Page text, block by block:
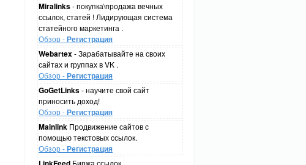
Miralinks- покупка\продажа вечных
ссылок, статей ! Лидирующая система
статейного маркетинга .
Обзор -Регистрация
Webartex- Зарабатывайте на своих
сайтах и группах в VK .
Обзор -Регистрация
GoGetLinks- научите свой сайт
приносить доход!
Обзор -Регистрация
Mainlink Продвижение сайтов с
помощью текстовых ссылок.
Обзор -Регистрация
Биржа ссылок.